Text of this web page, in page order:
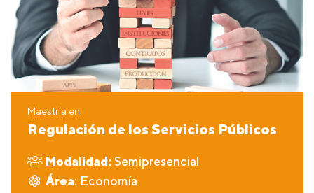
Maestría en
Regulación de los Servicios Públicos
Modalidad: Semipresencial
Área: Economía